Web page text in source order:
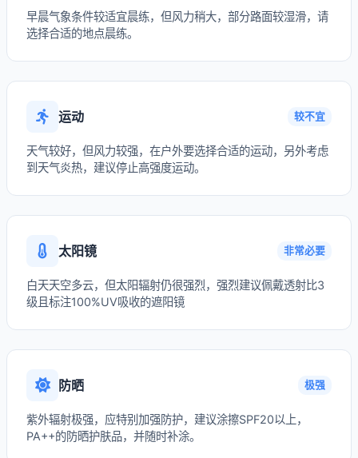
早晨气象条件较适宜晨练，但风力稍大，部分路面较湿滑，请
选择合适的地点晨练。
运动 较不宜
天气较好，但风力较强，在户外要选择合适的运动，另外考虑
到天气炎热，建议停止高强度运动。
太阳镜 非常必要
白天天空多云，但太阳辐射仍很强烈，强烈建议佩戴透射比3
级且标注100%UV吸收的遮阳镜
防晒 极强
紫外辐射极强，应特别加强防护，建议涂擦SPF20以上，
PA++的防晒护肤品，并随时补涂。